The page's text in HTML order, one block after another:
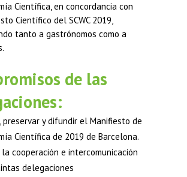
Científica, en concordancia con
Científico del SCWC 2019,
tanto a gastrónomos como a
de las
preservar y difundir el Manifiesto de
Científica de 2019 de Barcelona.
cooperación e intercomunicación
delegaciones